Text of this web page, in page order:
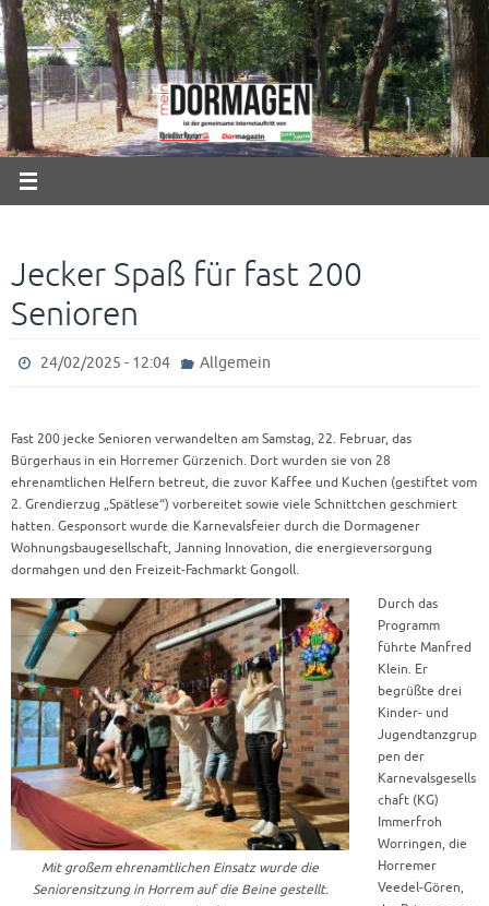
Zum
Inhalt
springen
Jecker Spaß für fast 200
Senioren
24/02/2025 - 12:04 Allgemein
Fast 200 jecke Senioren verwandelten am Samstag, 22. Februar, das
Bürgerhaus in ein Horremer Gürzenich. Dort wurden sie von 28
ehrenamtlichen Helfern betreut, die zuvor Kaffee und Kuchen (gestiftet vom
2. Grendierzug „Spätlese“) vorbereitet sowie viele Schnittchen geschmiert
hatten. Gesponsort wurde die Karnevalsfeier durch die Dormagener
Wohnungsbaugesellschaft, Janning Innovation, die energieversorgung
dormahgen und den Freizeit-Fachmarkt Gongoll.
Mit großem ehrenamtlichen Einsatz wurde die
Seniorensitzung in Horrem auf die Beine gestellt.
Durch das
Programm
führte Manfred
Klein. Er
begrüßte drei
Kinder- und
Jugendtanzgrup
pen der
Karnevalsgesells
chaft (KG)
Immerfroh
Worringen, die
Horremer
Veedel-Gören,